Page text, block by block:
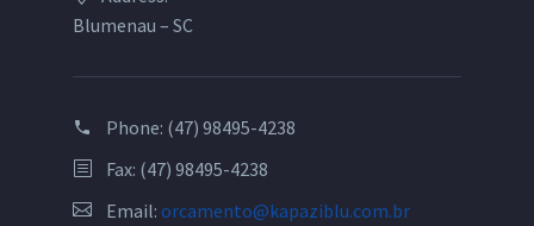
Blumenau – SC
Phone: (47) 98495-4238
Fax: (47) 98495-4238
Email: orcamento@kapaziblu.com.br